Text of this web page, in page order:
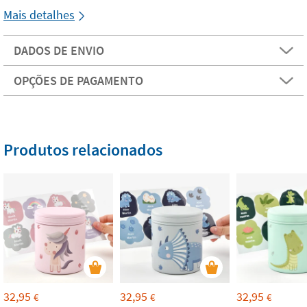
Mais detalhes
DADOS DE ENVIO
OPÇÕES DE PAGAMENTO
Produtos relacionados
32,95 €
32,95 €
32,95 €